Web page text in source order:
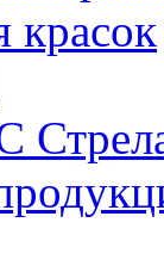
красок